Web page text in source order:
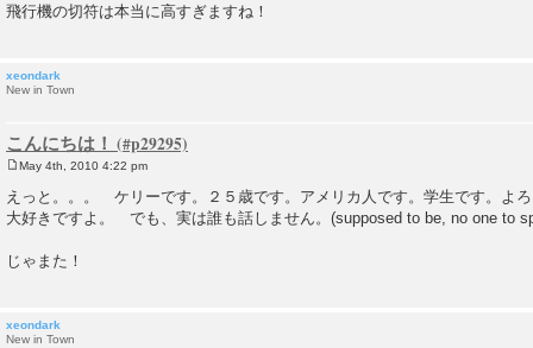
飛行機の切符は本当に高すぎますね！
xeondark
New in Town
こんにちは！
s
t
May 4th, 2010 4:22 pm
えっと。。。 ケリーです。２５歳です。アメリカ人です。学生です。よ
大好きですよ。 でも、実は誰も話しません。(supposed to be, no one to
じゃまた！
xeondark
New in Town